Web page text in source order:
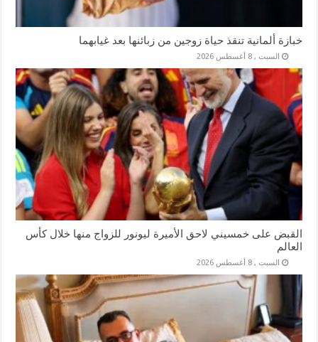
خبازة ألمانية تنقذ حياة زوجين من زبائنها بعد غيابهما
السبت , 8 أغسطس 2026
القبض على خمسيني لاحق الأميرة ليونور للزواج منها خلال كأس
العالم
السبت , 8 أغسطس 2026